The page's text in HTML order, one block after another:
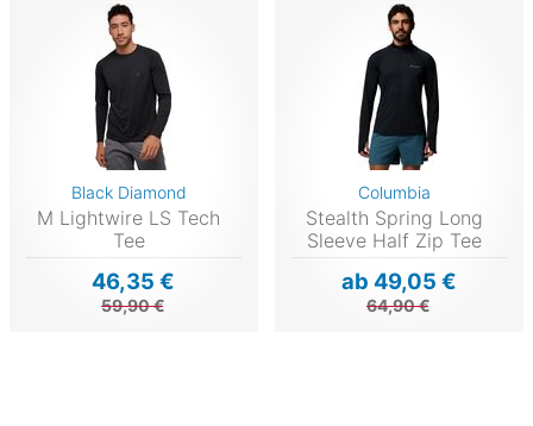
Black Diamond
M Lightwire LS Tech
Tee
46,35 €
59,90 €
Columbia
Stealth Spring Long
Sleeve Half Zip Tee
ab 49,05 €
64,90 €